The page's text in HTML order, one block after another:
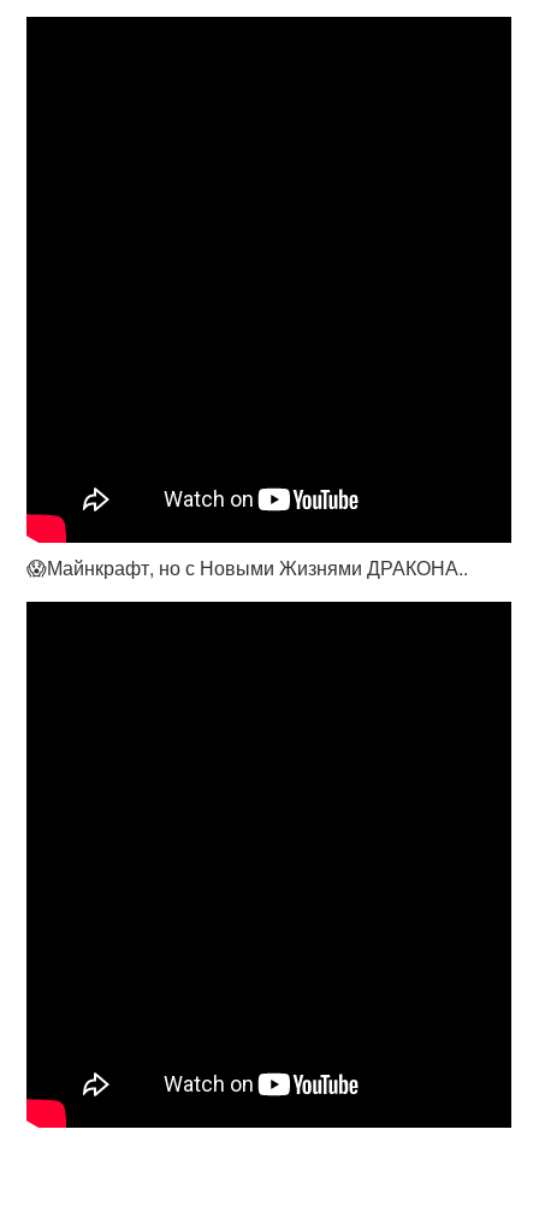
😱Майнкрафт, но с Новыми Жизнями ДРАКОНА..